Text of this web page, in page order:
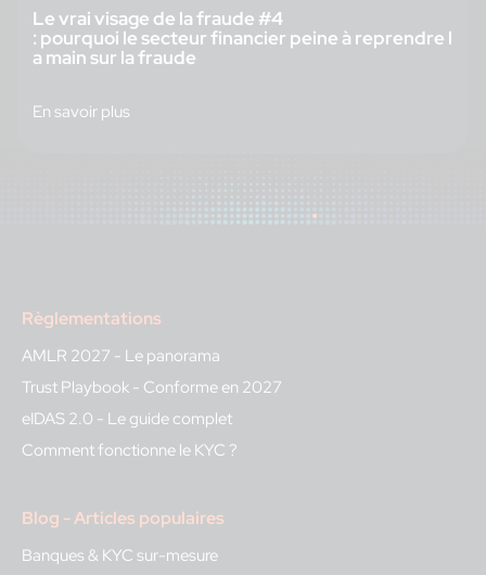
Le vrai visage de la fraude #4
: pourquoi le secteur financier peine à reprendre l
a main sur la fraude
En savoir plus
Règlementations
AMLR 2027 - Le panorama
Trust Playbook - Conforme en 2027
eIDAS 2.0 - Le guide complet
Comment fonctionne le KYC ?
Blog - Articles populaires
Banques & KYC sur-mesure